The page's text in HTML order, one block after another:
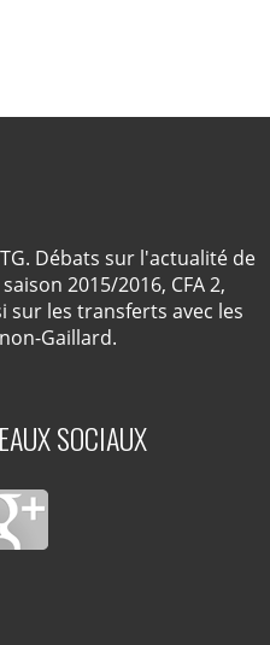
Débats sur l'actualité de
2015/2016, CFA 2,
sur les transferts avec les
Gaillard.
SOCIAUX